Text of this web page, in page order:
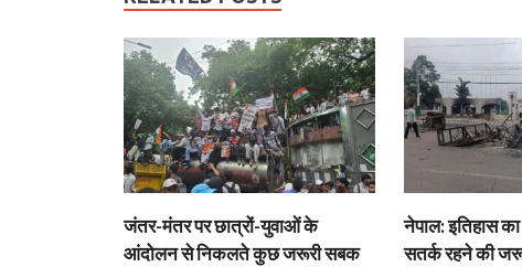
जंतर-मंतर पर छात्रों-युवाओं के
आंदोलन से निकलते कुछ जरूरी सबक
नेपाल: इतिहास का
सतर्क रहने की